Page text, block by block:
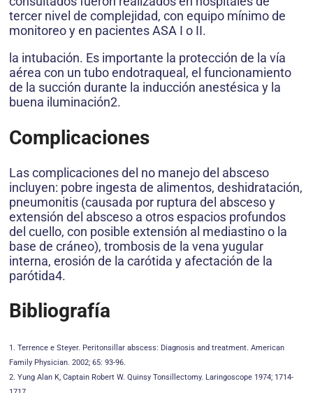
tercer nivel de complejidad, con equipo mínimo de
monitoreo y en pacientes ASA I o II.
la intubación. Es importante la protección de la vía
aérea con un tubo endotraqueal, el funcionamiento
de la succión durante la inducción anestésica y la
buena iluminación2.
Complicaciones
Las complicaciones del no manejo del absceso
incluyen: pobre ingesta de alimentos, deshidratación,
pneumonitis (causada por ruptura del absceso y
extensión del absceso a otros espacios profundos
del cuello, con posible extensión al mediastino o la
base de cráneo), trombosis de la vena yugular
interna, erosión de la carótida y afectación de la
parótida4.
Bibliografía
1. Terrence e Steyer. Peritonsillar abscess: Diagnosis and treatment. American
Family Physician. 2002; 65: 93-96.
2. Yung Alan K, Captain Robert W. Quinsy Tonsillectomy. Laringoscope 1974; 1714-